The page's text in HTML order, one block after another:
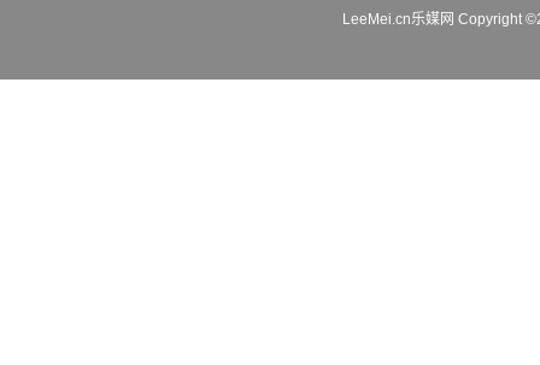
LeeMei.cn乐媒网 Copyright